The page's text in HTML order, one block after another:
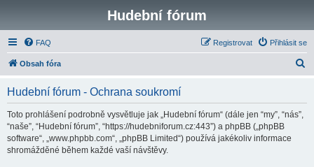
Hudební fórum
FAQ Přihlásit se
Registrovat
Obsah fóra
Hudební fórum - Ochrana soukromí
Toto prohlášení podrobně vysvětluje jak „Hudební fórum“ (dále jen “my”, “nás”,
“naše”, “Hudební fórum”, “https://hudebniforum.cz:443”) a phpBB („phpBB
software“, „www.phpbb.com“, „phpBB Limited“) používá jakékoliv informace
shromážděné během každé vaší návštěvy.